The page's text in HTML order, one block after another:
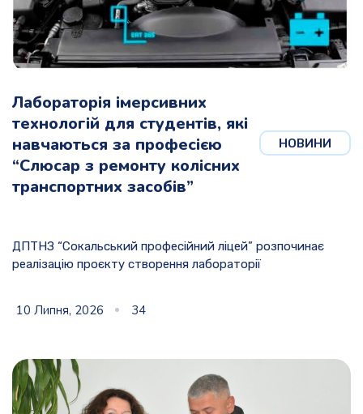
НОВИНИ
Лабораторія імерсивних
технологій для студентів, які
навчаються за професією
“Слюсар з ремонту колісних
транспортних засобів”
ДПТНЗ “Сокальський професійний ліцей” розпочинає
реалізацію проєкту створення лабораторії
10 Липня, 2026 34